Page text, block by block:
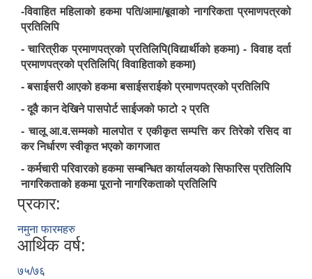
-विवाहित महिलाको हकमा पति/आमा/बूवाको नागरिकता प्रमाणपत्रको
प्रतिलिपि
- चारित्रीक प्रमाणपत्रको प्रतिलिपि(विद्यार्थीको हकमा) - विवाह दर्ता
प्रमाणपत्रको प्रतिलिपि( विवाहिताको हकमा)
- बसाईसरी आएको हकमा बसाईसराईको प्रमाणपत्रको प्रतिलिपि
- दूवै कान देखिने पासपोर्ट साईजको फाटो २ प्रति
- चालू आ.व.सम्मको मालपोत र एकीकृत सम्पत्ति कर तिरेको रसिद वा
कर निर्धारण स्वीकृत भएको कागजात
- कर्मचारी परिवारको हकमा सम्बन्धित कार्यालयको सिफारिस प्रतिलिपि
नागरिकताको हकमा पूरानो नागरिकताको प्रतिलिपि
प्रकार:
नमुना फारमहरु
आर्थिक वर्ष:
७५/७६